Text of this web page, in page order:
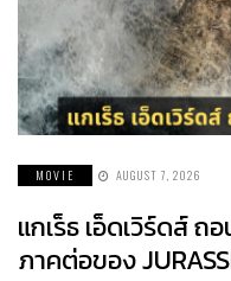
MOVIE AUGUST 7, 2026
แกเร็ธ เอ็ดเวิร์ดส์
ภาคต่อของ